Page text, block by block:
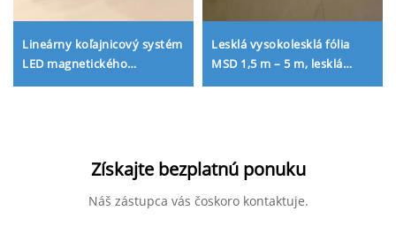
Lineárny koľajnicový systém
LED magnetického
koľajnicového svetla pre
Lesklá vysokolesklá fólia
MSD 1,5 m – 5 m, lesklá
stropná fólia z PVC lakovej
Získajte bezplatnú ponuku
Náš zástupca vás čoskoro kontaktuje.